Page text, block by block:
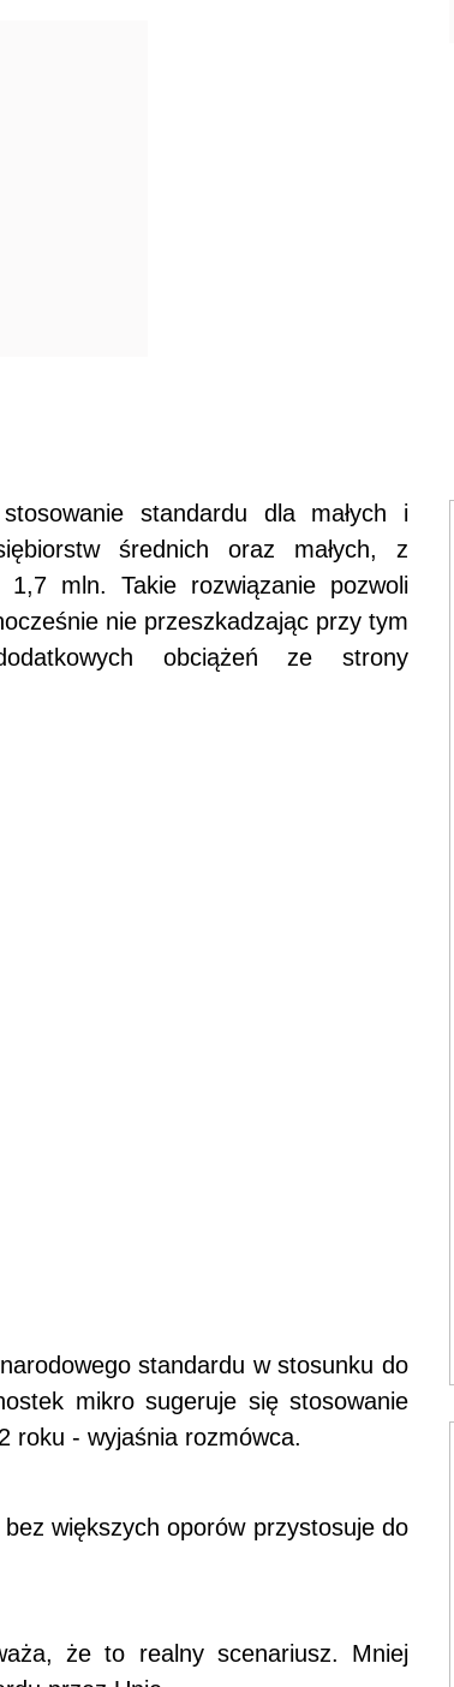
standardu dla małych i
średnich oraz małych, z
mln. Takie rozwiązanie pozwoli
nie przeszkadzając przy tym
obciążeń ze strony
standardu w stosunku do
mikro sugeruje się stosowanie
roku - wyjaśnia rozmówca.
większych oporów przystosuje do
że to realny scenariusz. Mniej